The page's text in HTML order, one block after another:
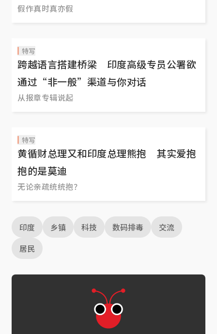
假作真时真亦假
特写
跨越语言搭建桥梁 印度高级专员公署欲
通过“非一般”渠道与你对话
从报章专辑说起
特写
黄循财总理又和印度总理熊抱 其实爱抱
抱的是莫迪
无论亲疏统统抱？
印度 乡镇 科技 数码排毒
交流
居民